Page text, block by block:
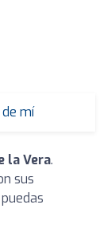
de mí
la Vera.
sus